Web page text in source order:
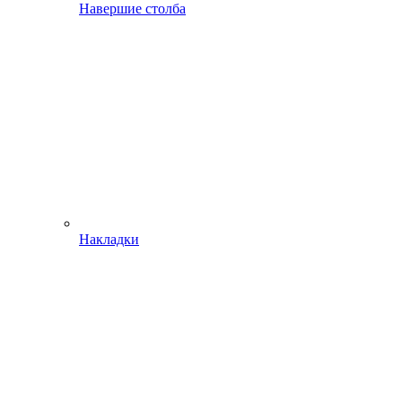
Навершие столба
Накладки